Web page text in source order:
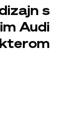
s
Audi